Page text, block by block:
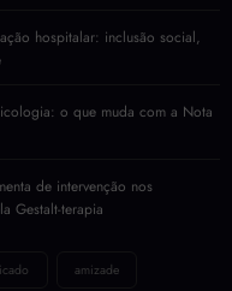
hospitalar: inclusão social,
o que muda com a Nota
de intervenção nos
Gestalt-terapia
amizade